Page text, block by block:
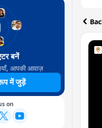
बनें
आपकी आवाज़
में जुड़ें
on